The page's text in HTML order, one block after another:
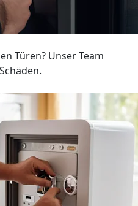
Türen? Unser Team